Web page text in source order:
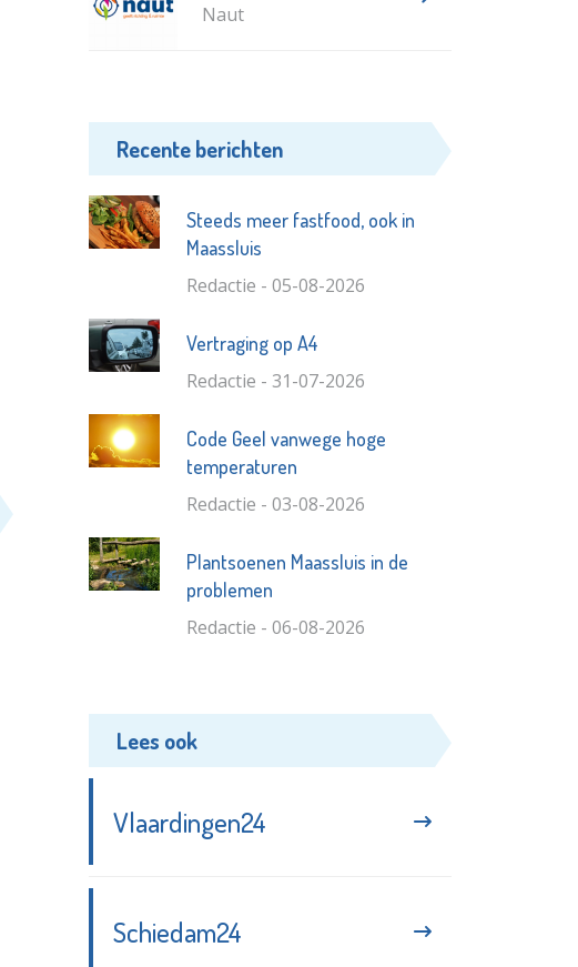
Naut
Recente berichten
Steeds meer fastfood, ook in
Maassluis
Redactie - 05-08-2026
Vertraging op A4
Redactie - 31-07-2026
Code Geel vanwege hoge
temperaturen
Redactie - 03-08-2026
Plantsoenen Maassluis in de
problemen
Redactie - 06-08-2026
Lees ook
Vlaardingen24
Schiedam24